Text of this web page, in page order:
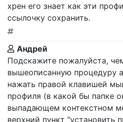
хрен его знает как эти
ссылочку сохранить.
Андрей
Подскажите пожалуйста,
вышеописанную процедуру
нажать правой клавишей
профиля (в какой бы папке
выпадающем контекстном
верхний пункт "установить